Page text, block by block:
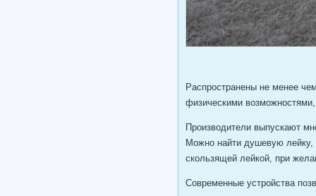
Распространены не менее
физическими
Производители выпускают
Можно найти душевую лейку,
скользящей лейкой, при
Современные устройства